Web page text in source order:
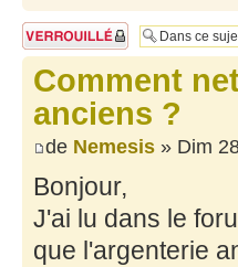
Sujet verrouillé
Comment
anciens ?
de Nemesis » Dim
Bonjour,
J'ai lu dans le
que l'argenterie